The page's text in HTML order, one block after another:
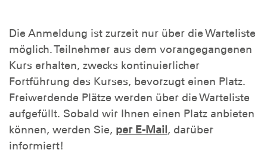
Die Anmeldung ist zurzeit nur über die Warteliste
möglich. Teilnehmer aus dem vorangegangenen
Kurs erhalten, zwecks kontinuierlicher
Fortführung des Kurses, bevorzugt einen Platz.
Freiwerdende Plätze werden über die Warteliste
aufgefüllt. Sobald wir Ihnen einen Platz anbieten
können, werden Sie, per E-Mail, darüber
informiert!